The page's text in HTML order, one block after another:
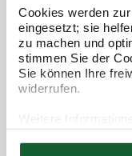
Cookies werden
eingesetzt; sie
zu machen und
stimmen Sie der
Sie können Ihre
widerrufen.
In 3
So